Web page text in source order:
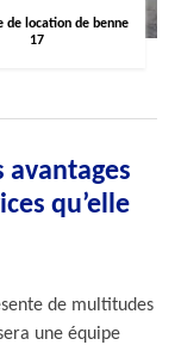
de location de benne
17
avantages
qu’elle
de multitudes
une équipe